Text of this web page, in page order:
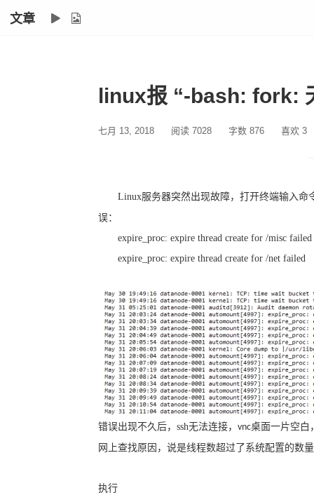
文章
linux报 “-bash: fork:
七月 13, 2018 阅读 7028 字数 876 喜欢 3
Linux服务器突然出现故障，打开终端输入命
误：
expire_proc: expire thread create for /misc failed
expire_proc: expire thread create for /net failed
错误出现不久后， ssh无法连接， vnc桌面一片空白
网上查找原因，说是线程数超过了系统配置的数
执行